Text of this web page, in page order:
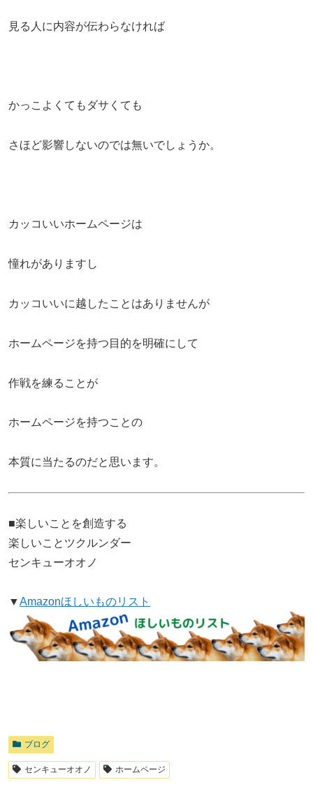
見る人に内容が伝わらなければ
かっこよくてもダサくても
さほど影響しないのでは無いでしょうか。
カッコいいホームページは
憧れがありますし
カッコいいに越したことはありませんが
ホームページを持つ目的を明確にして
作戦を練ることが
ホームページを持つことの
本質に当たるのだと思います。
■楽しいことを創造する
楽しいことツクルンダー
センキューオオノ
▼Amazonほしいものリスト
ブログ
センキューオオノ ホームページ